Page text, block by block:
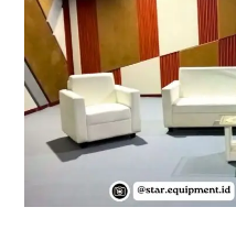
FUTURA
SCBD
JAKARTA